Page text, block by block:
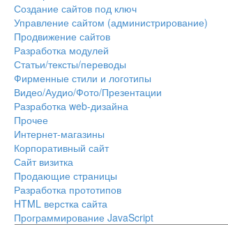
Создание сайтов под ключ
Управление сайтом (администрирование)
Продвижение сайтов
Разработка модулей
Статьи/тексты/переводы
Фирменные стили и логотипы
Видео/Аудио/Фото/Презентации
Разработка web-дизайна
Прочее
Интернет-магазины
Корпоративный сайт
Сайт визитка
Продающие страницы
Разработка прототипов
HTML верстка сайта
Программирование JavaScript